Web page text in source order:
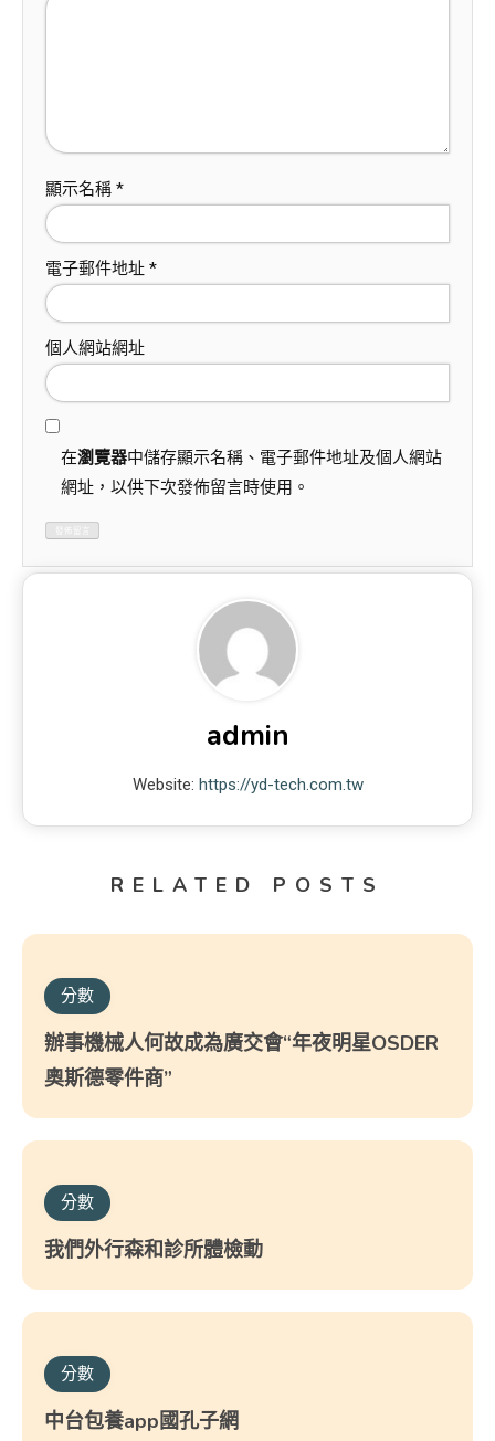
顯示名稱 *
電子郵件地址 *
個人網站網址
在瀏覽器中儲存顯示名稱、電子郵件地址及個人網站
網址，以供下次發佈留言時使用。
admin
Website: https://yd-tech.com.tw
RELATED POSTS
分數
辦事機械人何故成為廣交會“年夜明星OSDER
奧斯德零件商”
分數
我們外行森和診所體檢動
分數
中台包養app國孔子網